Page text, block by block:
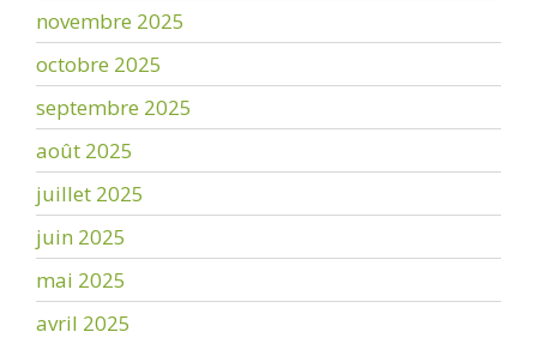
novembre 2025
octobre 2025
septembre 2025
août 2025
juillet 2025
juin 2025
mai 2025
avril 2025